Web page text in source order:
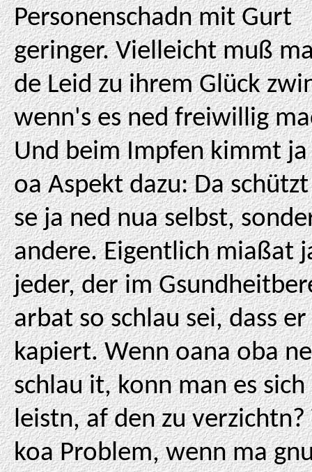
Personenschadn mit Gurt
geringer. Vielleicht muß
de Leid zu ihrem Glück
wenn's es ned freiwillig
Und beim Impfen kimmt
oa Aspekt dazu: Da
se ja ned nua selbst,
andere. Eigentlich miaßat
jeder, der im
arbat so schlau sei, dass er
kapiert. Wenn oana oba
schlau it, konn man es sich
leistn, af den zu verzichtn?
koa Problem, wenn ma